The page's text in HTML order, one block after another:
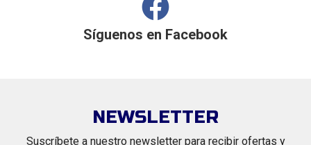
Síguenos en Facebook
NEWSLETTER
Suscríbete a nuestro newsletter para recibir ofertas y